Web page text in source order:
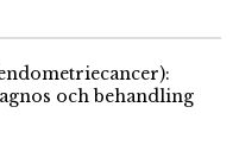
och behandling